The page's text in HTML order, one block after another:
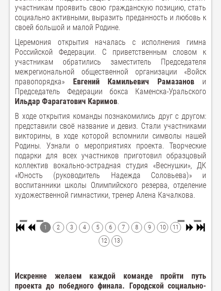
участникам проявить свою гражданскую позицию, стать
социально активными, выразить преданность и любовь к
своей большой и малой Родине.
Церемония открытия началась с исполнения гимна
Российской Федерации. С приветственным словом к
участникам обратились заместитель Председателя
межрегиональной общественной организации «Войск
правопорядка» Евгений Камильевич Рамазанови
Председатель Федерации бокса Каменска-Уральского
Ильдар Фарагатович Каримов.
В ходе открытия команды познакомились друг с другом:
представили своё название и девиз. Стали участниками
викторины, в ходе которой вспомнили символы нашей
Родины. Узнали о мероприятиях проекта. Творческие
подарки для всех участников приготовил образцовый
коллектив вокально-эстрадная студия «Веснушки», ДК
«Юность (руководитель Надежда Соловьева)» и
воспитанники школы Олимпийского резерва, отделение
художественной гимнастики, тренер Алена Качалкова.
1 2 3 4 5 6 7 8 9 10
11
12
13
Искренне желаем каждой команде пройти путь
проекта до победного финала. Городской социально-